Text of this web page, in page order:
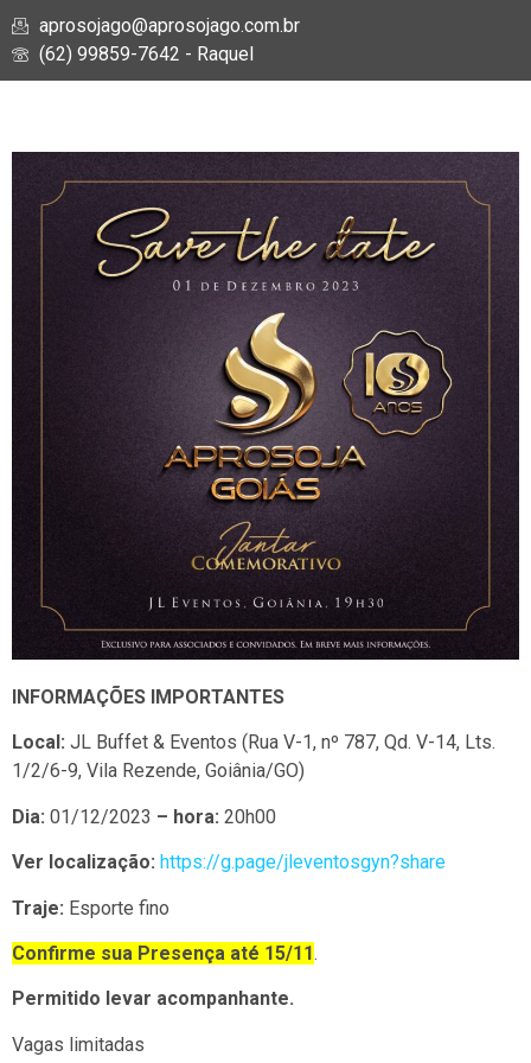
aprosojago@aprosojago.com.br
(62) 99859-7642 - Raquel
INFORMAÇÕES IMPORTANTES
Local: JL Buffet & Eventos (Rua V-1, nº 787, Qd. V-14, Lts.
1/2/6-9, Vila Rezende, Goiânia/GO)
Dia: 01/12/2023 – hora: 20h00
Ver localização: https://g.page/jleventosgyn?share
Traje: Esporte fino
Confirme sua Presença até 15/11.
Permitido levar acompanhante.
Vagas limitadas